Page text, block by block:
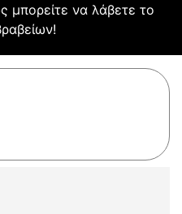
μπορείτε να λάβετε το